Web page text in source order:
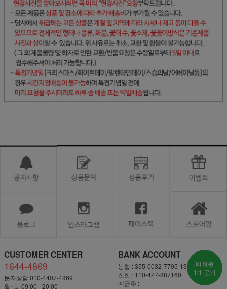
CUSTOMER CENTER
1644-4869
문자상담 010-4407-4869
월~토 09:00 - 20:00
BANK ACCOUNT
농협 : 355-0032-7705-13
신한 : 110-427-887160
예금주 :
비회원
1:1 문의